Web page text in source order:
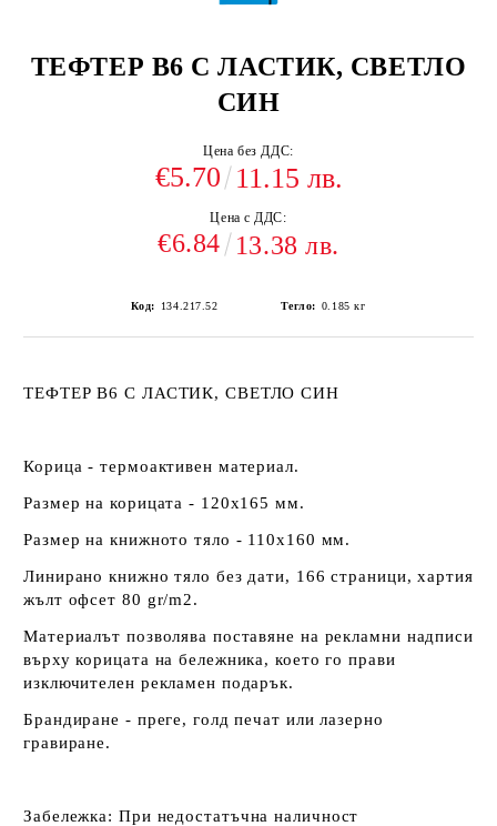
ТЕФТЕР В6 С ЛАСТИК, СВЕТЛО
СИН
Цена без ДДС:
€5.70 11.15 лв.
Цена с ДДС:
€6.84 13.38 лв.
Код: 134.217.52 Тегло: 0.185 кг
ТЕФТЕР В6 С ЛАСТИК, СВЕТЛО СИН
Корица - термоактивен материал.
Размер на корицата - 120х165 мм.
Размер на книжното тяло - 110х160 мм.
Линирано книжно тяло без дати, 166 страници, хартия
жълт офсет 80 gr/m2.
Материалът позволява поставяне на рекламни надписи
върху корицата на бележника, което го прави
изключителен рекламен подарък.
Брандиране - преге, голд печат или лазерно
гравиране.
Забележка: При недостатъчна наличност